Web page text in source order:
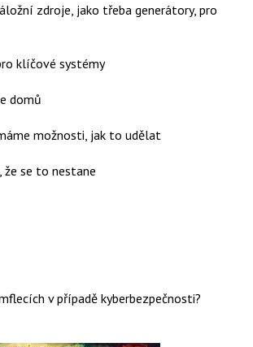
zdroje, jako třeba generátory, pro
klíčové systémy
domů
možnosti, jak to udělat
že se to nestane
v případě kyberbezpečnosti?